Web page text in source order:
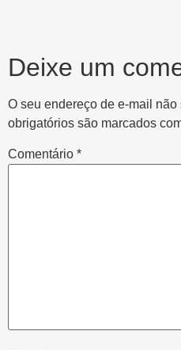
Deixe um
O seu endereço de e-mail
obrigatórios são marcados
Comentário *